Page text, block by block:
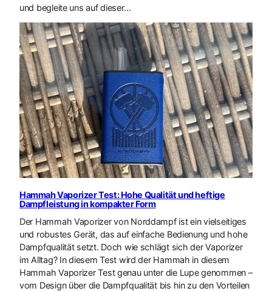
und begleite uns auf dieser…
Hammah Vaporizer Test: Hohe Qualität und heftige
Dampfleistung in kompakter Form
Der Hammah Vaporizer von Norddampf ist ein vielseitiges
und robustes Gerät, das auf einfache Bedienung und hohe
Dampfqualität setzt. Doch wie schlägt sich der Vaporizer
im Alltag? In diesem Test wird der Hammah in diesem
Hammah Vaporizer Test genau unter die Lupe genommen –
vom Design über die Dampfqualität bis hin zu den Vorteilen